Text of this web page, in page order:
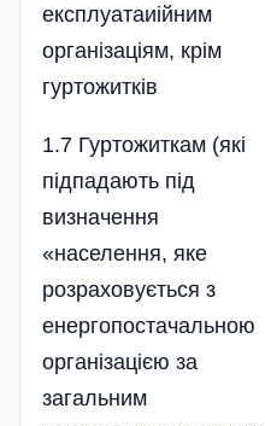
експлуатаиійним
організаціям, крім
гуртожитків
1.7 Гуртожиткам (які
підпадають під
визначення
«населення, яке
розраховується з
енергопостачальною
організацією за
загальним